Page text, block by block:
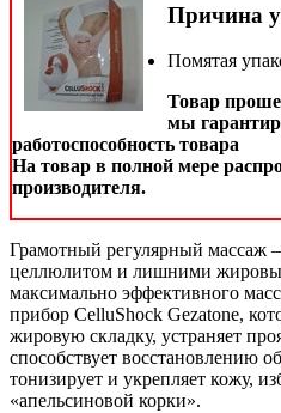
Причина
Помятая
Товар
мы
работоспособность товара
На товар в полной мере
производителя.
Грамотный регулярный массаж
целлюлитом и лишними
максимально эффективного
прибор CelluShock Gezatone,
жировую складку, устраняет
способствует восстановлению
тонизирует и укрепляет кожу,
«апельсиновой корки».